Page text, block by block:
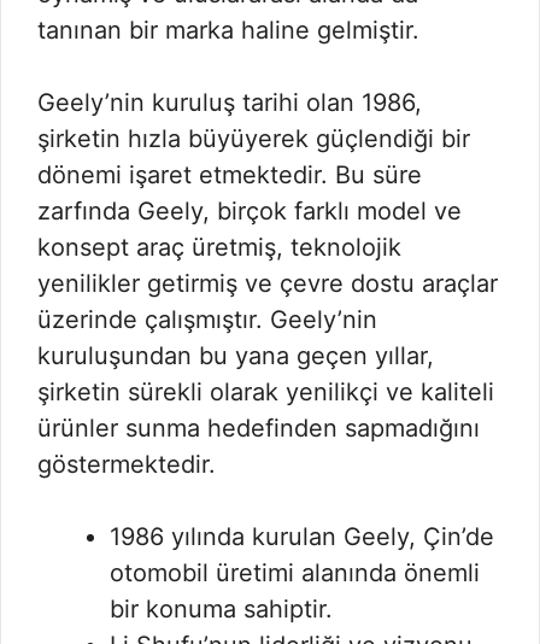
tanınan bir marka haline gelmiştir.
Geely’nin kuruluş tarihi olan 1986,
şirketin hızla büyüyerek güçlendiği bir
dönemi işaret etmektedir. Bu süre
zarfında Geely, birçok farklı model ve
konsept araç üretmiş, teknolojik
yenilikler getirmiş ve çevre dostu araçlar
üzerinde çalışmıştır. Geely’nin
kuruluşundan bu yana geçen yıllar,
şirketin sürekli olarak yenilikçi ve kaliteli
ürünler sunma hedefinden sapmadığını
göstermektedir.
1986 yılında kurulan Geely, Çin’de
otomobil üretimi alanında önemli
bir konuma sahiptir.